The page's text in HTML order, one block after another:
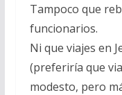
Tampoco que
funcionarios.
Ni que viajes en
(preferiría que
modesto, pero